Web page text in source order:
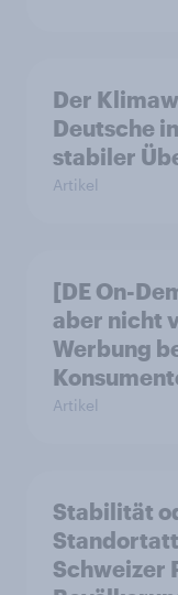
Der
Deutsche
stabiler
Artikel
[DE On-
aber nicht
Werbung
Artikel
Stabilität
Schweizer